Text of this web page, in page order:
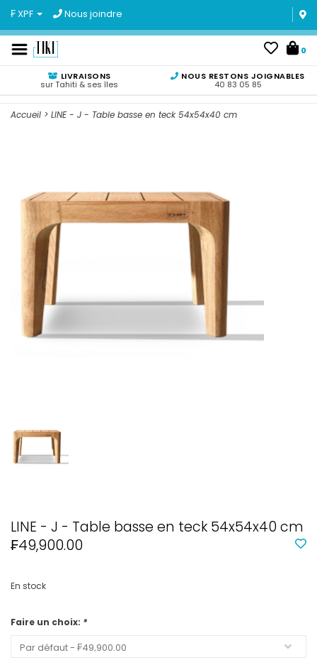
₣ XPF Nous joindre
0
LIVRAISONS
sur Tahiti & ses îles
NOUS RESTONS JOIGNABLES
40 83 05 85
Accueil > LINE - J - Table basse en teck 54x54x40 cm
LINE - J - Table basse en teck 54x54x40 cm
₣49,900.00
En stock
Faire un choix: *